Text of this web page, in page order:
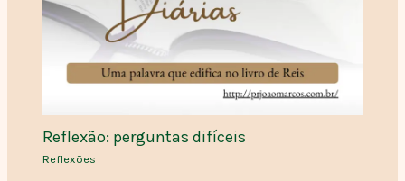
Reflexão: perguntas difíceis
Reflexões